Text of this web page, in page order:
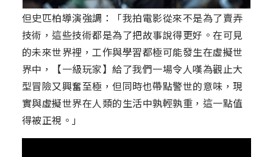
但史匹柏導演強調：「我拍電影從來不是為了賣弄
技術，這些技術都是為了把故事說得更好。在可見
的未來世界裡，工作與學習都極可能發生在虛擬世
界中，【一級玩家】給了我們一場令人嘆為觀止大
型冒險又興奮至極，但同時也帶點警世的意味，現
實與虛擬世界在人類的生活中孰輕孰重，這一點值
得被正視。」